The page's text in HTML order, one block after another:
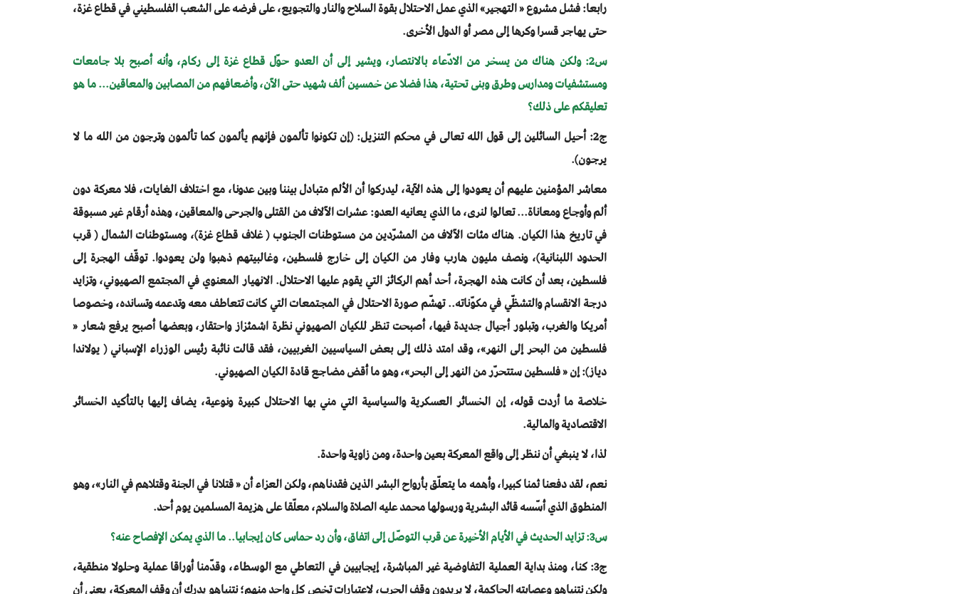
رابعا: فشل مشروع « التهجير» الذي عمل الاحتلال بقوة السلاح والنار والتجويع، على فرضه على الشعب الفلسطيني في قطاع غزة،
حتى يهاجر قسرا وكرها إلى مصر أو الدول الأخرى.
س2: ولكن هناك من يسخر من الادّعاء بالانتصار، ويشير إلى أن العدو حوّل قطاع غزة إلى ركام، وأنه أصبح بلا جامعات
ومستشفيات ومدارس وطرق وبنى تحتية، هذا فضلا عن خمسين ألف شهيد حتى الآن، وأضعافهم من المصابين والمعاقين... ما هو
تعليقكم على ذلك؟
ج2: أحيل السائلين إلى قول الله تعالى في محكم التنزيل: (إن تكونوا تألمون فإنهم يألمون كما تألمون وترجون من الله ما لا
يرجون).
معاشر المؤمنين عليهم أن يعودوا إلى هذه الآية، ليدركوا أن الألم متبادل بيننا وبين عدونا، مع اختلاف الغايات، فلا معركة دون
ألم وأوجاع ومعاناة... تعالوا لنرى، ما الذي يعانيه العدو: عشرات الآلاف من القتلى والجرحى والمعاقين، وهذه أرقام غير مسبوقة
في تاريخ هذا الكيان. هناك مئات الآلاف من المشرّدين من مستوطنات الجنوب ( غلاف قطاع غزة)، ومستوطنات الشمال ( قرب
الحدود اللبنانية)، ونصف مليون هارب وفار من الكيان إلى خارج فلسطين، وغالبيتهم ذهبوا ولن يعودوا. توقّف الهجرة إلى
فلسطين، بعد أن كانت هذه الهجرة، أحد أهم الركائز التي يقوم عليها الاحتلال. الانهيار المعنوي في المجتمع الصهيوني، وتزايد
درجة الانقسام والتشظّي في مكوّناته.. تهشّم صورة الاحتلال في المجتمعات التي كانت تتعاطف معه وتدعمه وتسانده، وخصوصا
أمريكا والغرب، وتبلور أجيال جديدة فيها، أصبحت تنظر للكيان الصهيوني نظرة اشمئزاز واحتقار، وبعضها أصبح يرفع شعار «
فلسطين من البحر إلى النهر»، وقد امتد ذلك إلى بعض السياسيين الغربيين، فقد قالت نائبة رئيس الوزراء الإسباني ( يولاندا
دياز): إن « فلسطين ستتحرّر من النهر إلى البحر»، وهو ما أقض مضاجع قادة الكيان الصهيوني.
خلاصة ما أردت قوله، إن الخسائر العسكرية والسياسية التي مني بها الاحتلال كبيرة ونوعية، يضاف إليها بالتأكيد الخسائر
الاقتصادية والمالية.
لذا، لا ينبغي أن ننظر إلى واقع المعركة بعين واحدة، ومن زاوية واحدة.
نعم، لقد دفعنا ثمنا كبيرا، وأهمه ما يتعلّق بأرواح البشر الذين فقدناهم، ولكن العزاء أن « قتلانا في الجنة وقتلاهم في النار»، وهو
المنطوق الذي أسّسه قائد البشرية ورسولها محمد عليه الصلاة والسلام، معلّقا على هزيمة المسلمين يوم أحد.
س3: تزايد الحديث في الأيام الأخيرة عن قرب التوصّل إلى اتفاق، وأن رد حماس كان إيجابيا.. ما الذي يمكن الإفصاح عنه؟
ج3: كنا، ومنذ بداية العملية التفاوضية غير المباشرة، إيجابيين في التعاطي مع الوسطاء، وقدّمنا أوراقا عملية وحلولا منطقية،
ولكن نتنياهو وعصابته الحاكمة، لا يريدون وقف الحرب، لاعتبارات تخص كل واحد منهم؛ نتنياهو يدرك أن وقف المعركة، يعني أن